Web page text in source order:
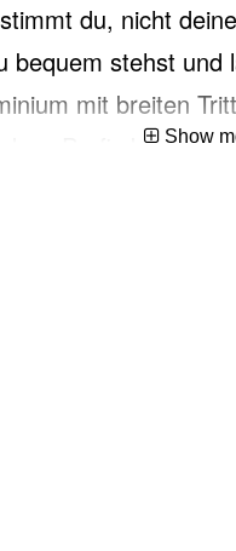
du, nicht
bequem stehst
mit breiten
Profis keineShow